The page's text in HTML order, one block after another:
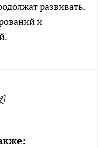
развивать.
и